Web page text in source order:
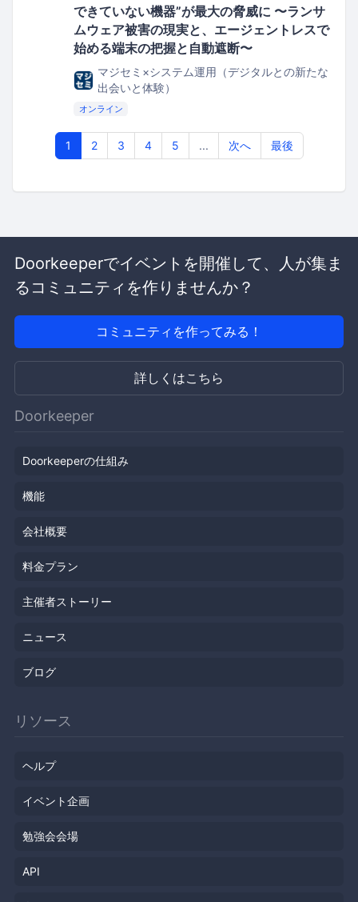
できていない機器”が最大の脅威に 〜ランサ
ムウェア被害の現実と、エージェントレスで
始める端末の把握と自動遮断〜
マジセミ×システム運用（デジタルとの新たな
出会いと体験）
オンライン
1 2 3 4 5 ... 次へ 最後
Doorkeeperでイベントを開催して、人が集ま
るコミュニティを作りませんか？
コミュニティを作ってみる！
詳しくはこちら
Doorkeeper
Doorkeeperの仕組み
機能
会社概要
料金プラン
主催者ストーリー
ニュース
ブログ
リソース
ヘルプ
イベント企画
勉強会会場
API